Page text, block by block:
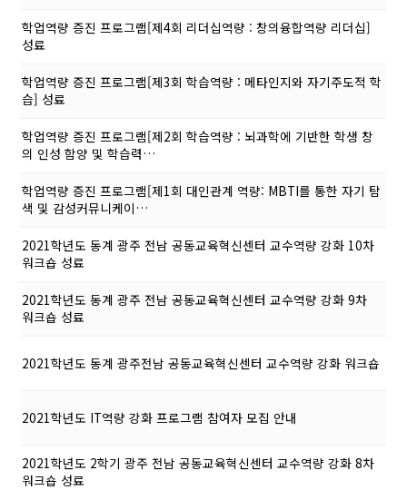
학업역량 증진 프로그램[제4회 리더십역량 : 창의융합역량 리더십]
성료
학업역량 증진 프로그램[제3회 학습역량 : 메타인지와 자기주도적 학
습] 성료
학업역량 증진 프로그램[제2회 학습역량 : 뇌과학에 기반한 학생 창
의 인성 함양 및 학습력…
학업역량 증진 프로그램[제1회 대인관계 역량: MBTI를 통한 자기 탐
색 및 감성커뮤니케이…
2021학년도 동계 광주 전남 공동교육혁신센터 교수역량 강화 10차
워크숍 성료
2021학년도 동계 광주 전남 공동교육혁신센터 교수역량 강화 9차
워크숍 성료
2021학년도 동계 광주전남 공동교육혁신센터 교수역량 강화 워크숍
2021학년도 IT역량 강화 프로그램 참여자 모집 안내
2021학년도 2학기 광주 전남 공동교육혁신센터 교수역량 강화 8차
워크숍 성료